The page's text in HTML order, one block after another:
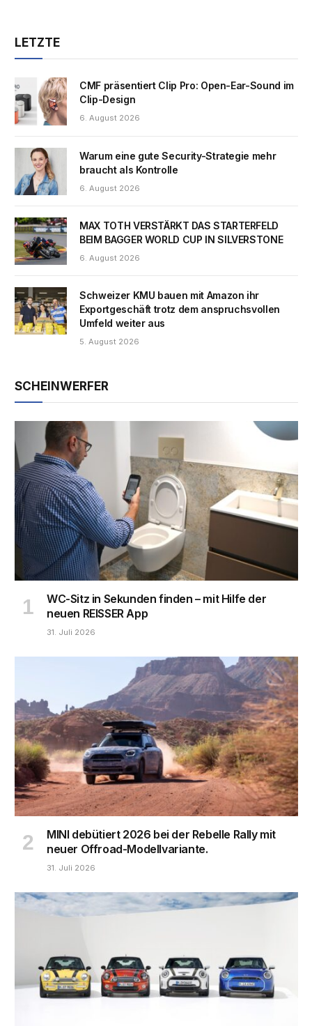
LETZTE
CMF präsentiert Clip Pro: Open-Ear-Sound im
Clip-Design
6. August 2026
Warum eine gute Security-Strategie mehr
braucht als Kontrolle
6. August 2026
MAX TOTH VERSTÄRKT DAS STARTERFELD
BEIM BAGGER WORLD CUP IN SILVERSTONE
6. August 2026
Schweizer KMU bauen mit Amazon ihr
Exportgeschäft trotz dem anspruchsvollen
Umfeld weiter aus
5. August 2026
SCHEINWERFER
WC-Sitz in Sekunden finden – mit Hilfe der
neuen REISSER App
31. Juli 2026
MINI debütiert 2026 bei der Rebelle Rally mit
neuer Offroad-Modellvariante.
31. Juli 2026